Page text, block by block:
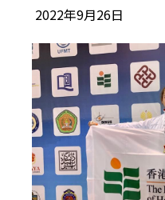
2022年9月26日